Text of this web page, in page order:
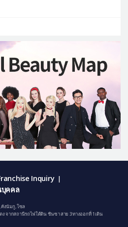
Inquiry |
บุคคล
คังนัมกู, โซล
ง จากสถานีรถไฟใต้ดิน ชินซา สาย 3 ทางออกที่ 1 เดิน